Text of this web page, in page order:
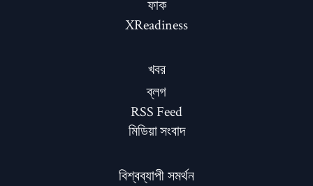
ফাক
XReadiness
খবর
ব্লগ
RSS Feed
মিডিয়া সংবাদ
বিশ্বব্যাপী সমর্থন